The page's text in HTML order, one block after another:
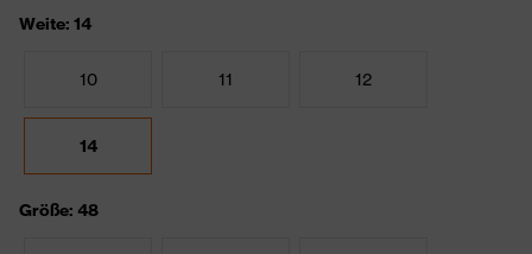
Weite: 14
10 11 12
14
Größe: 48